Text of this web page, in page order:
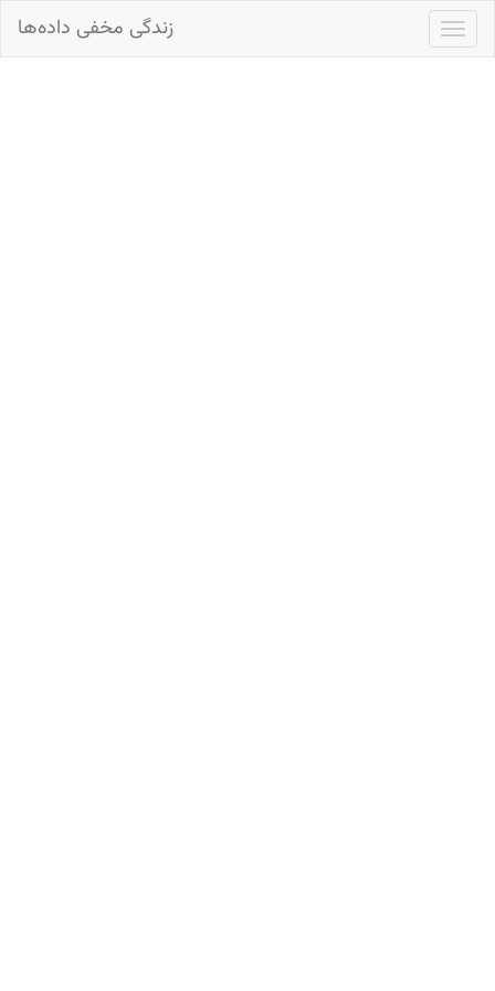
زندگی مخفی داده‌ها